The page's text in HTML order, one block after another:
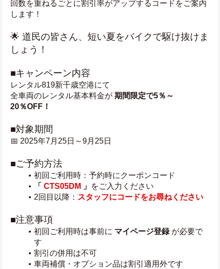
回数を重ねるごとに割引率がアップするコードをご案内
します！
🌟 道民の皆さん、短い夏をバイクで駆け抜けま
しょう！
■キャンペーン内容
レンタル819新千歳空港にて
全車両のレンタル基本料金が 期間限定で5％～
20％OFF！
■対象期間
📅 2025年7月25日～9月25日
■ご予約方法
初回ご利用時：予約時にクーポンコード
「 CTS05DM 」 をご入力ください
2回目以降： スタッフにコードをお尋ねください
■注意事項
初回ご利用時は事前に マイページ登録 が必要で
す
割引の併用は不可
車両補償・オプション品は割引適用外です